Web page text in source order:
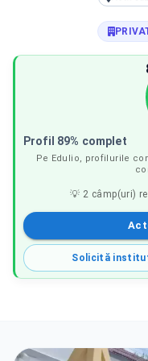
Profil 89% complet
Pe Edulio, profilurile
💡 2 câmp(uri)
Solicită